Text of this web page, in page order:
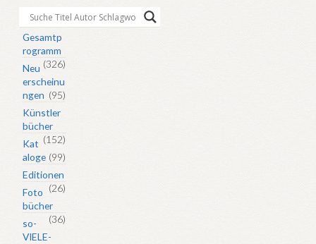
Gesamtp
rogramm
(326)
Neu
erscheinu
ngen (95)
Künstler
bücher
(152)
Kat
aloge (99)
Editionen
(26)
Foto
bücher
(36)
so-
VIELE-